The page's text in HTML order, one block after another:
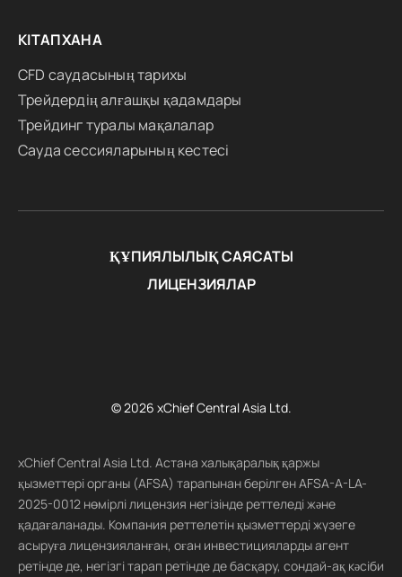
КІТАПХАНА
CFD саудасының тарихы
Трейдердің алғашқы қадамдары
Трейдинг туралы мақалалар
Сауда сессияларының кестесі
ҚҰПИЯЛЫЛЫҚ САЯСАТЫ
ЛИЦЕНЗИЯЛАР
© 2026 xChief Central Asia Ltd.
xChief Central Asia Ltd. Астана халықаралық қаржы
қызметтері органы (AFSA) тарапынан берілген AFSA-A-LA-
2025-0012 нөмірлі лицензия негізінде реттеледі және
қадағаланады. Компания реттелетін қызметтерді жүзеге
асыруға лицензияланған, оған инвестицияларды агент
ретінде де, негізгі тарап ретінде де басқару, сондай-ақ кәсіби